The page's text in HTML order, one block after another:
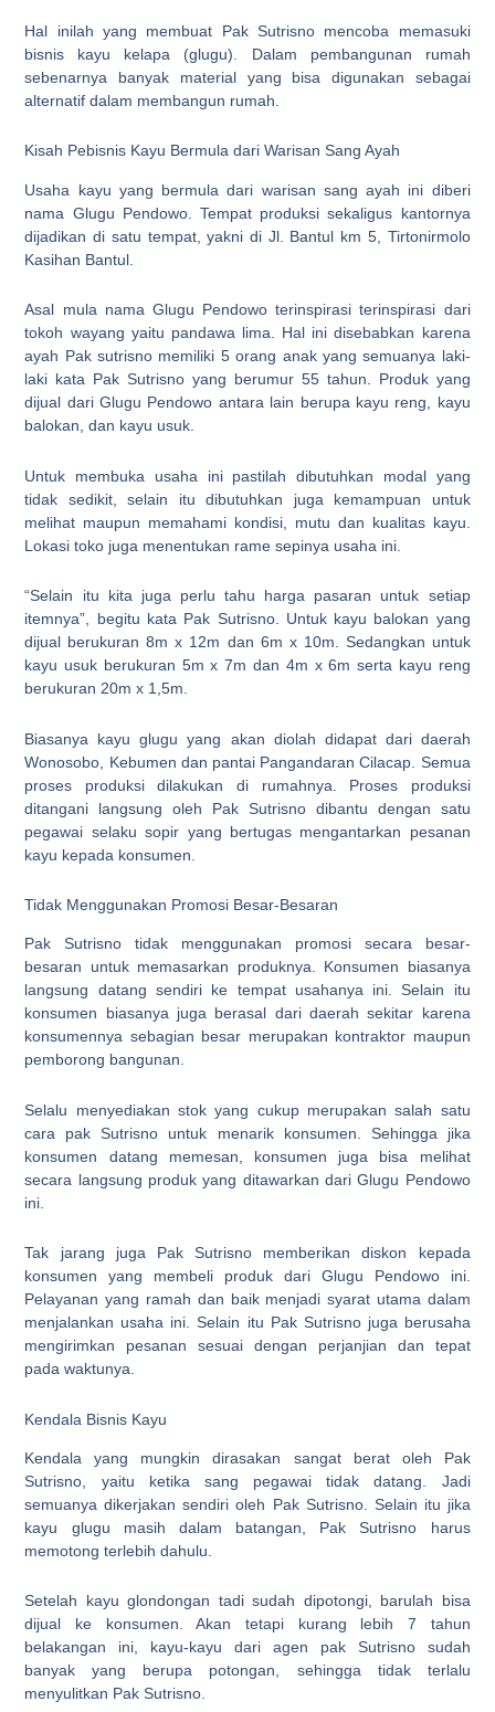
Hal inilah yang membuat Pak Sutrisno mencoba memasuki
bisnis kayu kelapa (glugu). Dalam pembangunan rumah
sebenarnya banyak material yang bisa digunakan sebagai
alternatif dalam membangun rumah.
Kisah Pebisnis Kayu Bermula dari Warisan Sang Ayah
Usaha kayu yang bermula dari warisan sang ayah ini diberi
nama Glugu Pendowo. Tempat produksi sekaligus kantornya
dijadikan di satu tempat, yakni di Jl. Bantul km 5, Tirtonirmolo
Kasihan Bantul.
Asal mula nama Glugu Pendowo terinspirasi terinspirasi dari
tokoh wayang yaitu pandawa lima. Hal ini disebabkan karena
ayah Pak sutrisno memiliki 5 orang anak yang semuanya laki-
laki kata Pak Sutrisno yang berumur 55 tahun. Produk yang
dijual dari Glugu Pendowo antara lain berupa kayu reng, kayu
balokan, dan kayu usuk.
Untuk membuka usaha ini pastilah dibutuhkan modal yang
tidak sedikit, selain itu dibutuhkan juga kemampuan untuk
melihat maupun memahami kondisi, mutu dan kualitas kayu.
Lokasi toko juga menentukan rame sepinya usaha ini.
“Selain itu kita juga perlu tahu harga pasaran untuk setiap
itemnya”, begitu kata Pak Sutrisno. Untuk kayu balokan yang
dijual berukuran 8m x 12m dan 6m x 10m. Sedangkan untuk
kayu usuk berukuran 5m x 7m dan 4m x 6m serta kayu reng
berukuran 20m x 1,5m.
Biasanya kayu glugu yang akan diolah didapat dari daerah
Wonosobo, Kebumen dan pantai Pangandaran Cilacap. Semua
proses produksi dilakukan di rumahnya. Proses produksi
ditangani langsung oleh Pak Sutrisno dibantu dengan satu
pegawai selaku sopir yang bertugas mengantarkan pesanan
kayu kepada konsumen.
Tidak Menggunakan Promosi Besar-Besaran
Pak Sutrisno tidak menggunakan promosi secara besar-
besaran untuk memasarkan produknya. Konsumen biasanya
langsung datang sendiri ke tempat usahanya ini. Selain itu
konsumen biasanya juga berasal dari daerah sekitar karena
konsumennya sebagian besar merupakan kontraktor maupun
pemborong bangunan.
Selalu menyediakan stok yang cukup merupakan salah satu
cara pak Sutrisno untuk menarik konsumen. Sehingga jika
konsumen datang memesan, konsumen juga bisa melihat
secara langsung produk yang ditawarkan dari Glugu Pendowo
ini.
Tak jarang juga Pak Sutrisno memberikan diskon kepada
konsumen yang membeli produk dari Glugu Pendowo ini.
Pelayanan yang ramah dan baik menjadi syarat utama dalam
menjalankan usaha ini. Selain itu Pak Sutrisno juga berusaha
mengirimkan pesanan sesuai dengan perjanjian dan tepat
pada waktunya.
Kendala Bisnis Kayu
Kendala yang mungkin dirasakan sangat berat oleh Pak
Sutrisno, yaitu ketika sang pegawai tidak datang. Jadi
semuanya dikerjakan sendiri oleh Pak Sutrisno. Selain itu jika
kayu glugu masih dalam batangan, Pak Sutrisno harus
memotong terlebih dahulu.
Setelah kayu glondongan tadi sudah dipotongi, barulah bisa
dijual ke konsumen. Akan tetapi kurang lebih 7 tahun
belakangan ini, kayu-kayu dari agen pak Sutrisno sudah
banyak yang berupa potongan, sehingga tidak terlalu
menyulitkan Pak Sutrisno.